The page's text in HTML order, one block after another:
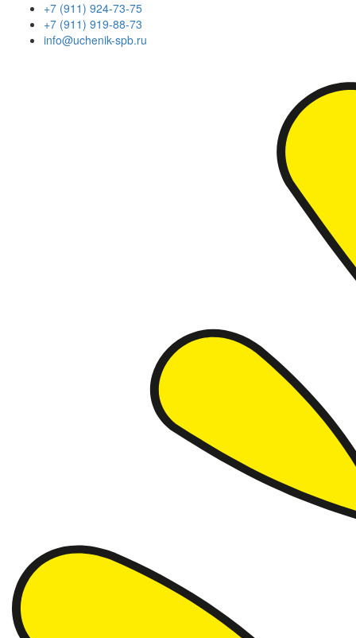
+7 (911) 924-73-75
+7 (911) 919-88-73
info@uchenik-spb.ru